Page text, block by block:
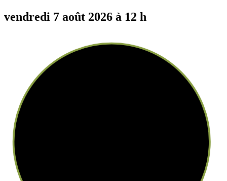
vendredi 7 août 2026 à 12 h